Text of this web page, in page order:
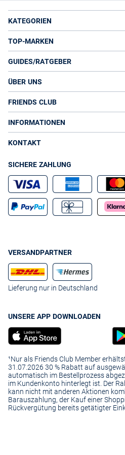
KATEGORIEN
TOP-MARKEN
GUIDES/RATGEBER
ÜBER UNS
FRIENDS CLUB
INFORMATIONEN
KONTAKT
SICHERE ZAHLUNG
VERSANDPARTNER
Lieferung nur in Deutschland
UNSERE APP DOWNLOADEN
¹Nur als Friends Club Member
31.07.2026 30 % Rabatt auf
automatisch im Bestellprozess
im Kundenkonto hinterlegt ist. Der
kann nicht mit anderen Aktionen
Barauszahlung, der Kauf einer
Rückvergütung bereits getätigter